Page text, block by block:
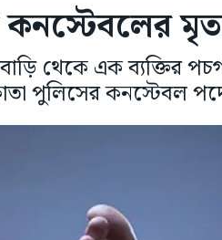
থেকে এক ব্যক্তির
পুলিসের কনস্টেবল